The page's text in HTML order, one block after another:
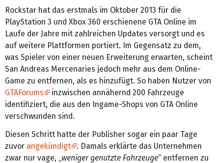
Rockstar hat das erstmals im Oktober 2013 für die
PlayStation 3 und Xbox 360 erschienene GTA Online im
Laufe der Jahre mit zahlreichen Updates versorgt und es
auf weitere Plattformen portiert. Im Gegensatz zu dem,
was Spieler von einer neuen Erweiterung erwarten, scheint
San Andreas Mercenaries jedoch mehr aus dem Online-
Game zu entfernen, als es hinzufügt. So haben Nutzer von
GTAForums
inzwischen annähernd 200 Fahrzeuge
identifiziert, die aus den Ingame-Shops von GTA Online
verschwunden sind.
Diesen Schritt hatte der Publisher sogar ein paar Tage
zuvor angekündigt
. Damals erklärte das Unternehmen
zwar nur vage, „ weniger genutzte Fahrzeuge“ entfernen zu